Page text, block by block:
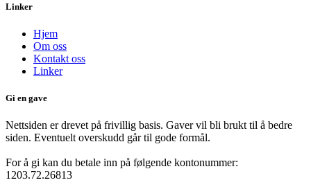
Linker
Hjem
Om oss
Kontakt oss
Linker
Gi en gave
Nettsiden er drevet på frivillig basis. Gaver vil bli brukt til å bedre
siden. Eventuelt overskudd går til gode formål.
For å gi kan du betale inn på følgende kontonummer:
1203.72.26813